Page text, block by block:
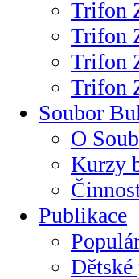
Trifon
Trifon
Trifon
Trifon
Soubor
O
Kurzy
Publikace